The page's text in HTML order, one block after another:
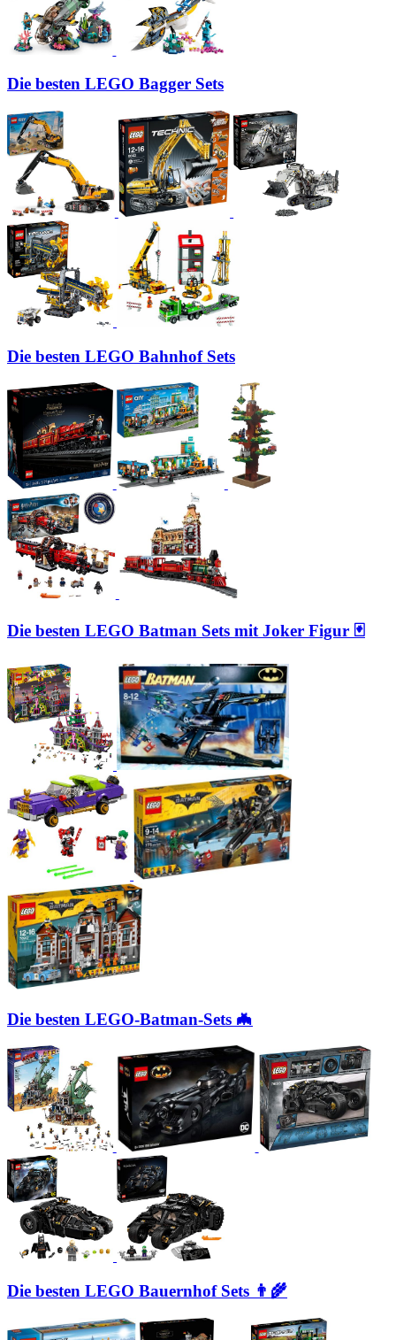
Die besten LEGO Bagger Sets
Die besten LEGO Bahnhof Sets
Die besten LEGO Batman Sets mit Joker Figur 🃏
Die besten LEGO-Batman-Sets 🦇
Die besten LEGO Bauernhof Sets 👨‍🌾